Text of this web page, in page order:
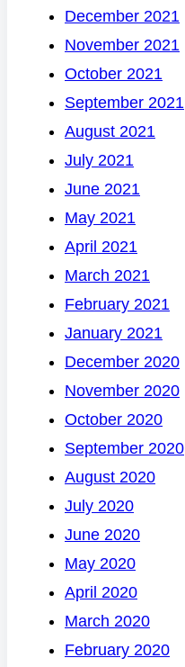
December 2021
November 2021
October 2021
September 2021
August 2021
July 2021
June 2021
May 2021
April 2021
March 2021
February 2021
January 2021
December 2020
November 2020
October 2020
September 2020
August 2020
July 2020
June 2020
May 2020
April 2020
March 2020
February 2020